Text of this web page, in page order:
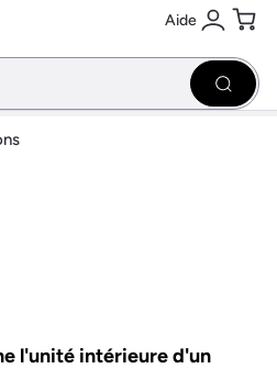
Aide
Se
l'unité intérieure d'un